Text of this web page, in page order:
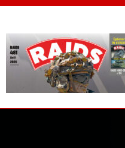
Panneau de gestion des